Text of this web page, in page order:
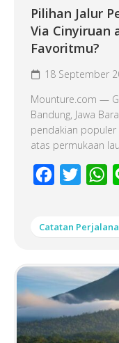
Pilihan Jalur
Via Cinyiruan
Favoritmu?
18 September
Mounture.com —
Bandung, Jawa
pendakian populer
atas permukaan
Facebook
Twitter
Catatan